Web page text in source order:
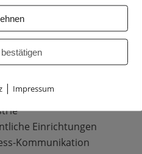
Business
Voice
von Mitel / Unify
Einrichtungen
Kommunikation
| Impressum